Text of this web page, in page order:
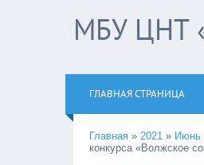
МБУ ЦНТ
ГЛАВНАЯ СТРАНИЦА
Главная » 2021 » Июнь
конкурса «Волжское